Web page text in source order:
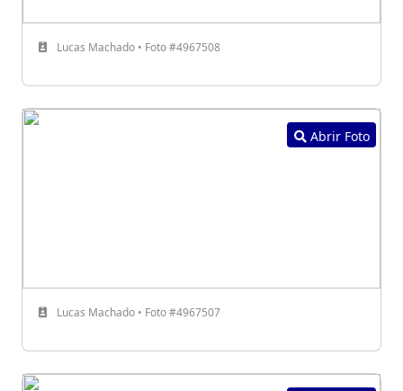
Lucas Machado • Foto #4967508
Abrir Foto
Lucas Machado • Foto #4967507